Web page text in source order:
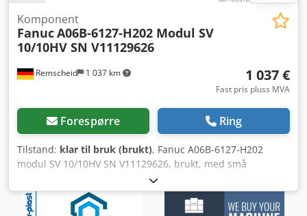
Remscheid 1 037 km
Komponent
FanucA06B-6127-H202 Modul SV
10/10HV SN V11129626
1 037 €
Fast pris pluss MVA
Forespørre Ring
Tilstand: klar til bruk (brukt), Fanuc A06B-6127-H202
modul SV 10/10HV SN V11129626, brukt, med små
bruksspor, 100 % funksjonell, levering i henhold til bilder
Cedpfxjx Erdxe Aiferf